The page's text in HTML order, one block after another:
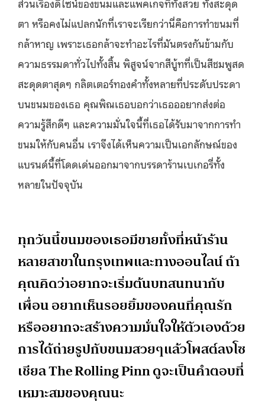
ตา หรือคงไม่แปลกนักที่เราจะเรียกว่านี่คือการทำขนมที่
กล้าหาญ เพราะเธอกล้าจะทำอะไรที่มันตรงกันข้ามกับ
ความธรรมดาทั่วไปทั้งสิ้น พิสูจน์จากสีบู้ทที่เป็นสีชมพูสด
สะดุดตาสุดๆ กลิตเตอร์ทองคำทั้งหลายที่ประดับประดา
บนขนมของเธอ คุณพิณเธอบอกว่าเธอออยากส่งต่อ
ความรู้สึกดีๆ และความมั่นใจนี้ที่เธอได้รับมาจากการทำ
ขนมให้กับคนอื่น เราจึงได้เห็นความเป็นเอกลักษณ์ของ
แบรนด์นี้ที่โดดเด่นออกมาจากบรรดาร้านเบเกอรี่ทั้ง
หลายในปัจจุบัน
ทุกวันนี้ขนมของเธอมีขายทั้งที่หน้าร้าน
หลายสาขาในกรุงเทพและทางออนไลน์ ถ้า
คุณคิดว่าอยากจะเริ่มต้นบทสนทนากับ
เพื่อน อยากเห็นรอยยิ้มของคนที่คุณรัก
หรืออยากจะสร้างความมั่นใจให้ตัวเองด้วย
การได้ถ่ายรูปกับขนมสวยๆแล้วโพสต์ลงโซ
เชียล The Rolling Pinn ดูจะเป็นคำตอบที่
เหมาะสมของคุณนะ